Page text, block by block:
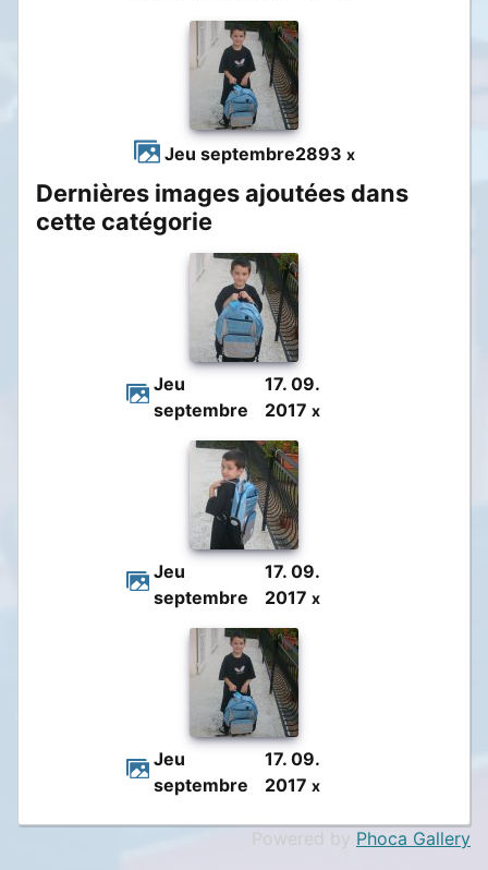
Jeu septembre2893 x
Dernières images ajoutées dans
cette catégorie
Jeu
septembre
17. 09.
2017x
Jeu
septembre
17. 09.
2017x
Jeu
septembre
17. 09.
2017x
Powered by Phoca Gallery